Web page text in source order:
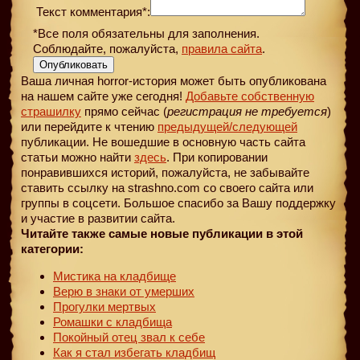
Текст комментария*:
*Все поля обязательны для заполнения.
Соблюдайте, пожалуйста, правила сайта.
Опубликовать
Ваша личная horror-история может быть опубликована
на нашем сайте уже сегодня! Добавьте собственную
страшилку прямо сейчас (регистрация не требуется)
или перейдите к чтению предыдущей/следующей
публикации. Не вошедшие в основную часть сайта
статьи можно найти здесь. При копировании
понравившихся историй, пожалуйста, не забывайте
ставить ссылку на strashno.com со своего сайта или
группы в соцсети. Большое спасибо за Вашу поддержку
и участие в развитии сайта.
Читайте также самые новые публикации в этой
категории:
Мистика на кладбище
Верю в знаки от умерших
Прогулки мертвых
Ромашки с кладбища
Покойный отец звал к себе
Как я стал избегать кладбищ